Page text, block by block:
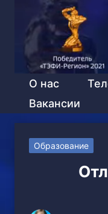
О нас
Вакансии
Образование